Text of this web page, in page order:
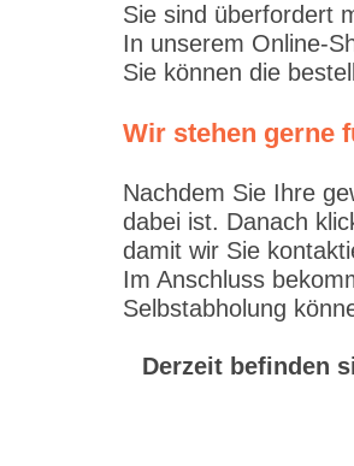
Sie sind überfordert
In unserem Online-
Sie können die
Wir stehen gerne
Nachdem Sie Ihre
dabei ist. Danach
damit wir Sie
Im Anschluss
Selbstabholung
Derzeit befinden